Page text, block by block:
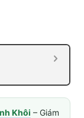
Khôi – Giám